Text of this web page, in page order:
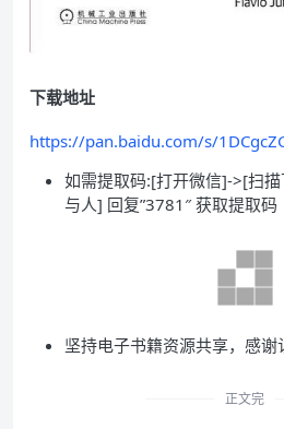
下载地址
https://pan.baidu.com/s/
如需提取码:[打开微信]->[扫
与人] 回复”3781″ 获取提取码
坚持电子书籍资源共享，感谢
正文完